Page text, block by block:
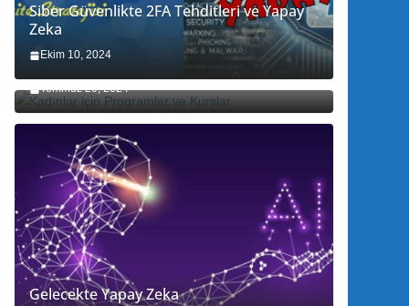
Siber Güvenlikte 2FA Tehditleri ve Yapay
Zeka
Ekim 10, 2024
Kadınlar için Programlar ve Kurslar
Temmuz 20, 2024
Gelecekte Yapay Zeka